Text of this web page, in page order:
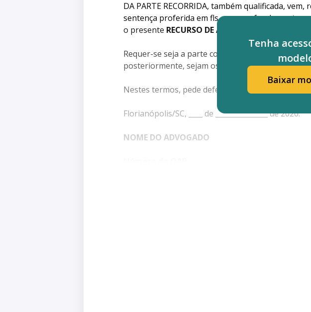
DA PARTE RECORRIDA, também qualificada,
sentença proferida em fls. ___, com fundamento
o presente RECURSO DE APELAÇÃO CÍVEL
Requer-se seja a parte contrária intimada para,
posteriormente, sejam os autos remetidos ao
Nestes termos, pede deferimento.
Florianópolis/SC, ____ de _______________ de 2020.
NOME DO ADVOGADO
Tenha
Baixar